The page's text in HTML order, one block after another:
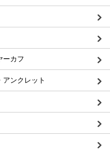
ーカフ
ンクレット